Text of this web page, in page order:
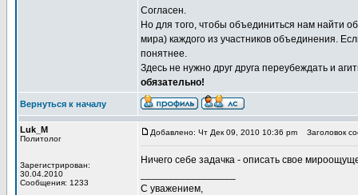
Согласен.
Но для того, чтобы объединиться нам найти
мира) каждого из участников объединения.
понятнее.
Здесь не нужно друг друга переубеждать и
обязательно!
Вернуться к началу
Luk_M
Политолог
Зарегистрирован:
30.04.2010
Сообщения: 1233
Добавлено: Чт Дек 09, 2010 10:36 pm Заголовок
Ничего себе задачка - описать свое
С уважением,